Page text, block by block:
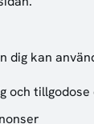
dig kan
och